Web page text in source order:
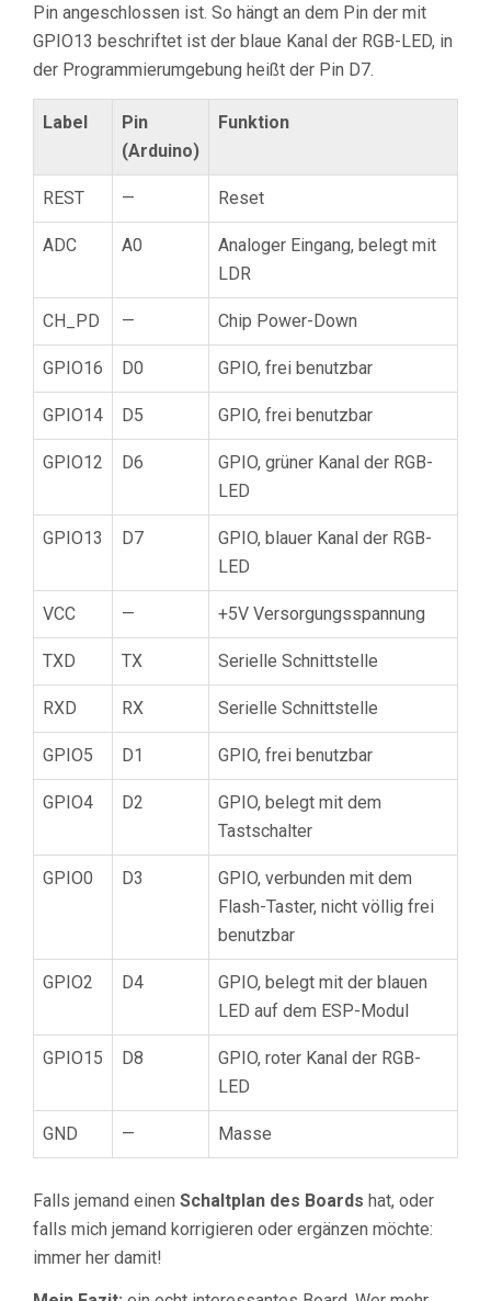
Pin angeschlossen ist. So hängt an dem Pin der mit
GPIO13 beschriftet ist der blaue Kanal der RGB-LED, in
der Programmierumgebung heißt der Pin D7.
Label
Pin
(Arduino)
Funktion
REST — Reset
ADC A0
Analoger Eingang, belegt mit
LDR
CH_PD — Chip Power-Down
GPIO16 D0 GPIO, frei benutzbar
GPIO14 D5 GPIO, frei benutzbar
GPIO12 D6
GPIO, grüner Kanal der RGB-
LED
GPIO13 D7
GPIO, blauer Kanal der RGB-
LED
VCC — +5V Versorgungsspannung
TXD TX Serielle Schnittstelle
RXD RX Serielle Schnittstelle
GPIO5 D1 GPIO, frei benutzbar
GPIO4 D2
GPIO, belegt mit dem
Tastschalter
GPIO0 D3
GPIO, verbunden mit dem
Flash-Taster, nicht völlig frei
benutzbar
GPIO2 D4
GPIO, belegt mit der blauen
LED auf dem ESP-Modul
GPIO15 D8
GPIO, roter Kanal der RGB-
LED
GND — Masse
Falls jemand einen Schaltplan des Boards hat, oder
falls mich jemand korrigieren oder ergänzen möchte:
immer her damit!